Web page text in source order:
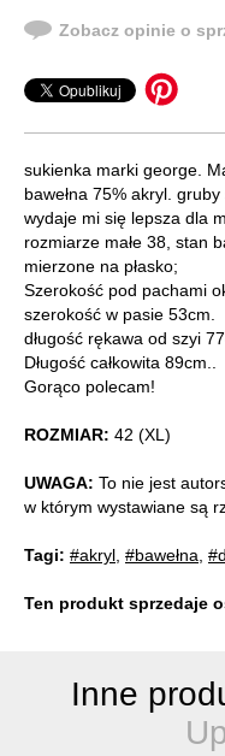
Zobacz opinie o
sukienka marki george.
bawełna 75% akryl.
wydaje mi się lepsza dla
rozmiarze małe 38, stan
mierzone na płasko;
Szerokość pod pachami
szerokość w pasie 53cm.
długość rękawa od szyi
Długość całkowita 89cm..
Gorąco polecam!
ROZMIAR: 42 (XL)
UWAGA: To nie jest
w którym wystawiane są
Tagi: #akryl #bawełna
Ten produkt sprzedaje
Inne